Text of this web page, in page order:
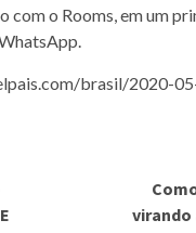
com o Rooms, em um
brasil/2020-
virando